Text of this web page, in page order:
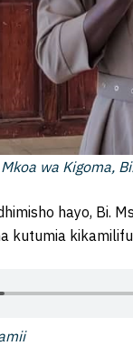
wa Kigoma,
hayo, Bi.
kutumia